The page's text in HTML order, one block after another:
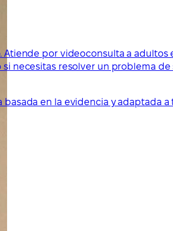
Atiende por videoconsulta a adultos
necesitas resolver un problema de
en la evidencia y adaptada a